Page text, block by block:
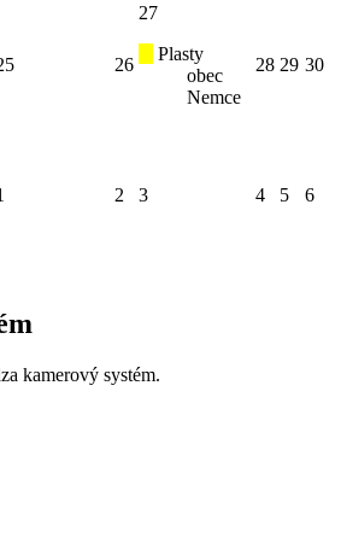
26
27
Plasty
obec
Nemce
28 29 30
2 3 4 5 6
kamerový systém.